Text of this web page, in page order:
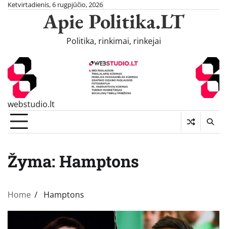
SkipKetvirtadienis, 6 rugpjūčio, 2026
Apie Politika.LT
Politika, rinkimai, rinkejai
webstudio.lt
Žyma: Hamptons
Home Hamptons